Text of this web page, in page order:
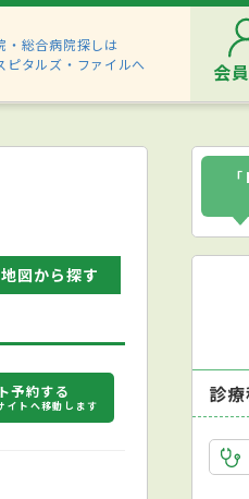
・総合病院探しは
ピタルズ・ファイルへ
会
地図から探す
予約する
イトへ移動します 診